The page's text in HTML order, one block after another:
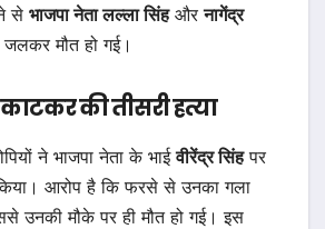
से भाजपा नेता लल्ला सिंहऔरनागेंद्र
मौत हो गई।
की तीसरी हत्या
ने भाजपा नेता के भाईवीरेंद्र सिंहपर
आरोप है कि फरसे से उनका गला
उनकी मौके पर ही मौत हो गई। इस